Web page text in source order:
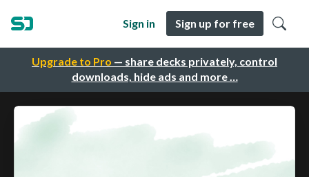
Upgrade to Pro — share decks privately, control
downloads, hide ads and more …
Sign in Sign up for free